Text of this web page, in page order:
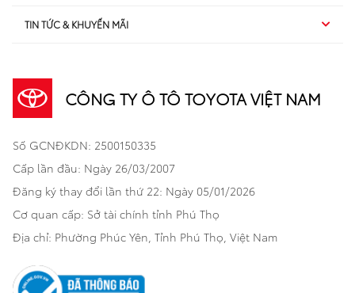
Sedan
Bán tải
Hatchback
Thương mại
Khách hàng dự án
TSS
Dịch vụ sau bán hàng
Bảo hiểm Toyota
Xe đã qua sử dụng
Bảo hành mở rộng
Sản phẩm chính hãng
Cơ sở bảo hành bảo dưỡng
TIN TỨC & KHUYẾN MÃI
Khuyến mãi
Xã hội
Thông tin khác
CÔNG TY Ô TÔ TOYOTA VIỆT NAM
Số GCNĐKDN: 2500150335
Cấp lần đầu: Ngày 26/03/2007
Đăng ký thay đổi lần thứ 22: Ngày 05/01/2026
Cơ quan cấp: Sở tài chính tỉnh Phú Thọ
Địa chỉ: Phường Phúc Yên, Tỉnh Phú Thọ, Việt Nam